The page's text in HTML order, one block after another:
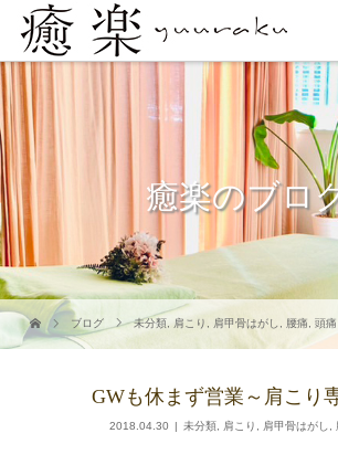
癒楽のブロ
ブログ 未分類 肩こり 肩甲骨はがし 腰痛 ,頭痛
GWも休まず営業～肩こり
2018.04.30 未分類, 肩こり 肩甲骨はがし